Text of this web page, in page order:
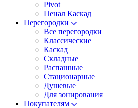
Pivot
Пенал Каскад
Перегородки
Все перегородки
Классические
Каскад
Складные
Распашные
Стационарные
Душевые
Для зонирования
Покупателям